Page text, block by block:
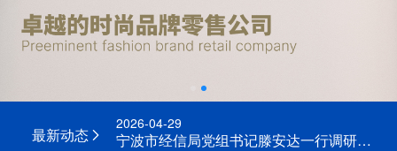
最新动态
2026-06-30
2026-05-14
海曙区委书记叶枝利一行莅临太平鸟调研
2026-04-29
宁波市经信局党组书记滕安达一行调研太平鸟